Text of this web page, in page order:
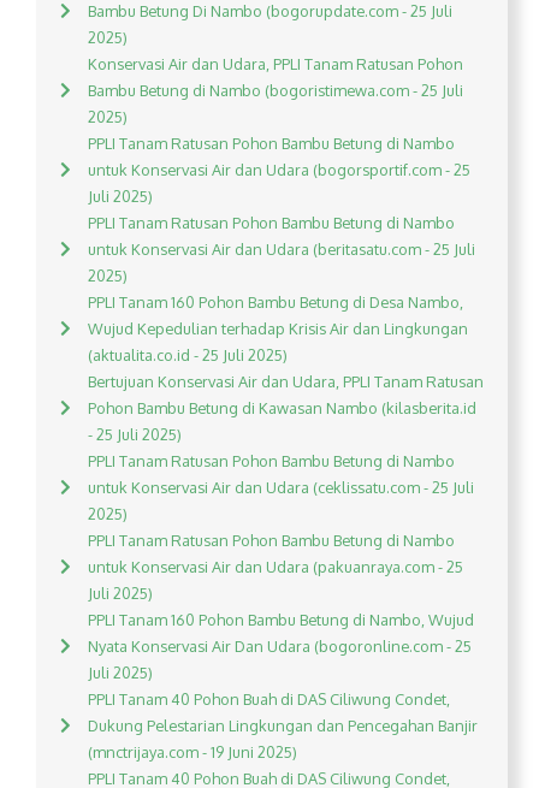
Bambu Betung Di Nambo (bogorupdate.com - 25 Juli
2025)
Konservasi Air dan Udara, PPLI Tanam Ratusan Pohon
Bambu Betung di Nambo (bogoristimewa.com - 25 Juli
2025)
PPLI Tanam Ratusan Pohon Bambu Betung di Nambo
untuk Konservasi Air dan Udara (bogorsportif.com - 25
Juli 2025)
PPLI Tanam Ratusan Pohon Bambu Betung di Nambo
untuk Konservasi Air dan Udara (beritasatu.com - 25 Juli
2025)
PPLI Tanam 160 Pohon Bambu Betung di Desa Nambo,
Wujud Kepedulian terhadap Krisis Air dan Lingkungan
(aktualita.co.id - 25 Juli 2025)
Bertujuan Konservasi Air dan Udara, PPLI Tanam Ratusan
Pohon Bambu Betung di Kawasan Nambo (kilasberita.id
- 25 Juli 2025)
PPLI Tanam Ratusan Pohon Bambu Betung di Nambo
untuk Konservasi Air dan Udara (ceklissatu.com - 25 Juli
2025)
PPLI Tanam Ratusan Pohon Bambu Betung di Nambo
untuk Konservasi Air dan Udara (pakuanraya.com - 25
Juli 2025)
PPLI Tanam 160 Pohon Bambu Betung di Nambo, Wujud
Nyata Konservasi Air Dan Udara (bogoronline.com - 25
Juli 2025)
PPLI Tanam 40 Pohon Buah di DAS Ciliwung Condet,
Dukung Pelestarian Lingkungan dan Pencegahan Banjir
(mnctrijaya.com - 19 Juni 2025)
PPLI Tanam 40 Pohon Buah di DAS Ciliwung Condet,